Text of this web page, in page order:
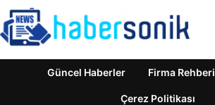
Güncel Haberler Firma Rehberi
Çerez Politikası